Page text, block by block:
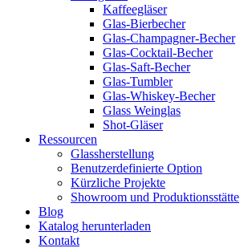
Kaffeegläser
Glas-Bierbecher
Glas-Champagner-Becher
Glas-Cocktail-Becher
Glas-Saft-Becher
Glas-Tumbler
Glas-Whiskey-Becher
Glass Weinglas
Shot-Gläser
Ressourcen
Glassherstellung
Benutzerdefinierte Option
Kürzliche Projekte
Showroom und Produktionsstätte
Blog
Katalog herunterladen
Kontakt